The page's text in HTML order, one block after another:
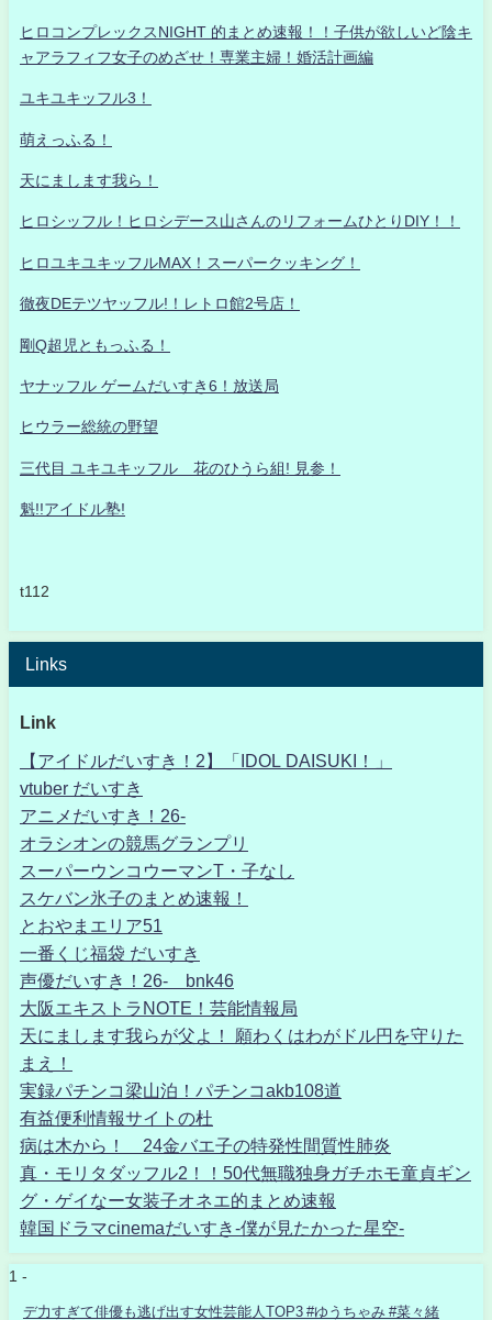
ヒロコンプレックスNIGHT 的まとめ速報！！子供が欲しいど陰キ
ャアラフィフ女子のめざせ！専業主婦！婚活計画編
ユキユキッフル3！
萌えっふる！
天にまします我ら！
ヒロシッフル！ヒロシデース山さんのリフォームひとりDIY！！
ヒロユキユキッフルMAX！スーパークッキング！
徹夜DEテツヤッフル!！レトロ館2号店！
剛Q超児ともっふる！
ヤナッフル ゲームだいすき6！放送局
ヒウラー総統の野望
三代目 ユキユキッフル 花のひうら組! 見参！
魁!!アイドル塾!
t112
Links
Link
【アイドルだいすき！2】「IDOL DAISUKI！」
vtuber だいすき
アニメだいすき！26-
オラシオンの競馬グランプリ
スーパーウンコウーマンT・子なし
スケバン氷子のまとめ速報！
とおやまエリア51
一番くじ福袋 だいすき
声優だいすき！26- bnk46
大阪エキストラNOTE！芸能情報局
天にまします我らが父よ！ 願わくはわがドル円を守りた
まえ！
実録パチンコ梁山泊！パチンコakb108道
有益便利情報サイトの杜
病は木から！ 24金バエ子の特発性間質性肺炎
真・モリタダッフル2！！50代無職独身ガチホモ童貞ギン
グ・ゲイなー女装子オネエ的まとめ速報
韓国ドラマcinemaだいすき-僕が見たかった星空-
1 -
デ力すぎて俳優も逃げ出す女性芸能人TOP3 #ゆうちゃみ #菜々緒